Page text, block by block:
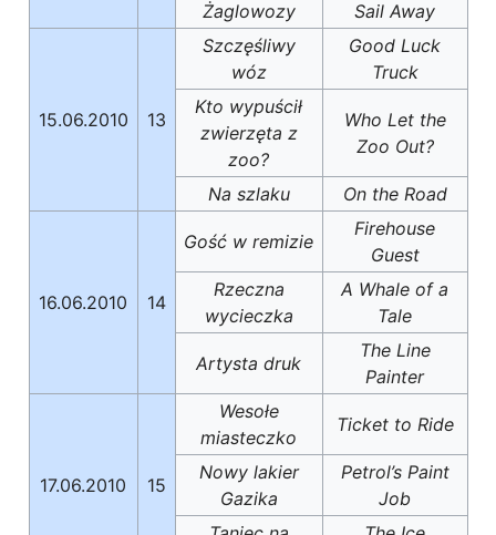
Żaglowozy
Sail Away
15.06.2010 13
Szczęśliwy
wóz
Good Luck
Truck
Kto wypuścił
zwierzęta z
zoo?
Who Let the
Zoo Out?
Na szlaku On the Road
16.06.2010 14
Gość w remizie
Firehouse
Guest
Rzeczna
wycieczka
A Whale of a
Tale
Artysta druk
The Line
Painter
17.06.2010 15
Wesołe
miasteczko
Ticket to Ride
Nowy lakier
Gazika
Petrol’s Paint
Job